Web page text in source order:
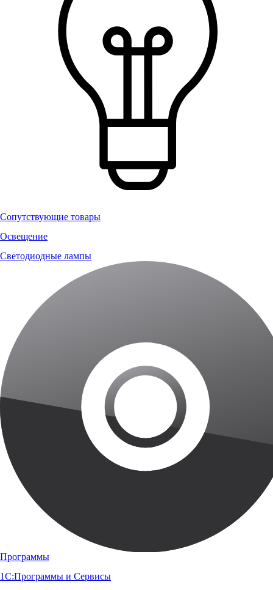
Сопутствующие товары
Освещение
Светодиодные лампы
Программы
1С:Программы и Сервисы